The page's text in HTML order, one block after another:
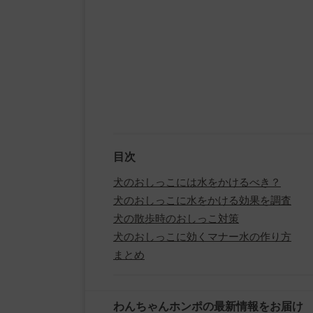
目次
犬のおしっこには水をかけるべき？
犬のおしっこに水をかける効果を調査
犬の散歩時のおしっこ対策
犬のおしっこに効くマナー水の作り方
まとめ
わんちゃんホンポの最新情報をお届け